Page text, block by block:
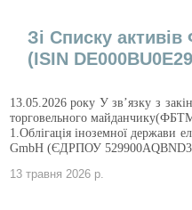
Зі Списку
(ISIN
13.05.2026 року У зв’язку з
торговельного
1.Облігація іноземної держави
GmbH (ЄДРПОУ
13 травня 2026 р.